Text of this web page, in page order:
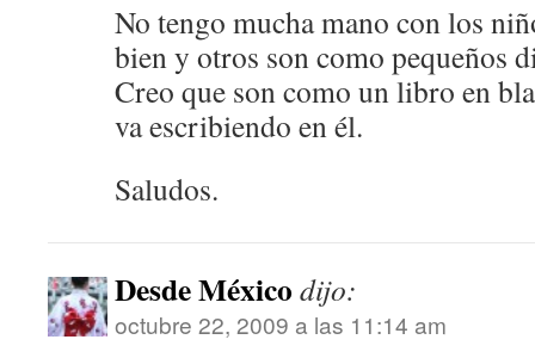
No tengo mucha mano con los
bien y otros son como pequeños
Creo que son como un libro en
va escribiendo en él.
Saludos.
Desde México dijo:
octubre 22, 2009 a las 11:14 am